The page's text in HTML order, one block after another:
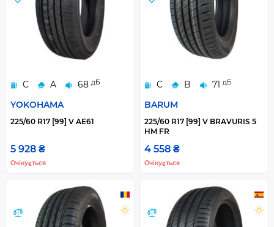
C A 68 дБ
YOKOHAMA
225/60 R17 [99] V AE61
5 928 ₴
Очікується
C B 71 дБ
BARUM
225/60 R17 [99] V BRAVURIS 5
HM FR
4 558 ₴
Очікується